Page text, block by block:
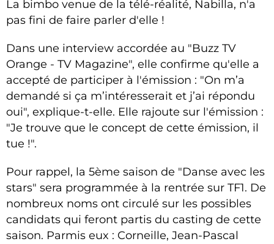
La bimbo venue de la télé-réalité, Nabilla, n'a
pas fini de faire parler d'elle !
Dans une interview accordée au "Buzz TV
Orange - TV Magazine", elle confirme qu'elle a
accepté de participer à l'émission : "On m’a
demandé si ça m’intéresserait et j’ai répondu
oui", explique-t-elle. Elle rajoute sur l'émission :
"Je trouve que le concept de cette émission, il
tue !".
Pour rappel, la 5ème saison de "Danse avec les
stars" sera programmée à la rentrée sur TF1. De
nombreux noms ont circulé sur les possibles
candidats qui feront partis du casting de cette
saison. Parmis eux : Corneille, Jean-Pascal